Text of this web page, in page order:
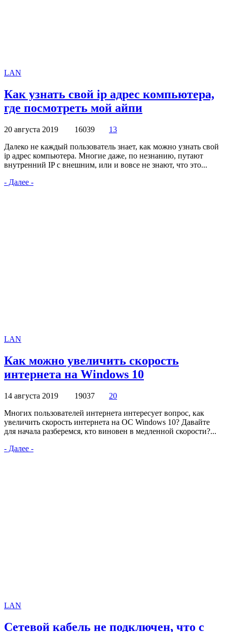
LAN
Как узнать свой ip адрес компьютера,
где посмотреть мой айпи
20 августа 2019 16039 13
Далеко не каждый пользователь знает, как можно узнать свой
ip адрес компьютера. Многие даже, по незнанию, путают
внутренний IP с внешним, или и вовсе не знают, что это...
- Далее -
LAN
Как можно увеличить скорость
интернета на Windows 10
14 августа 2019 19037 20
Многих пользователей интернета интересует вопрос, как
увеличить скорость интернета на ОС Windows 10? Давайте
для начала разберемся, кто виновен в медленной скорости?...
- Далее -
LAN
Сетевой кабель не подключен, что с